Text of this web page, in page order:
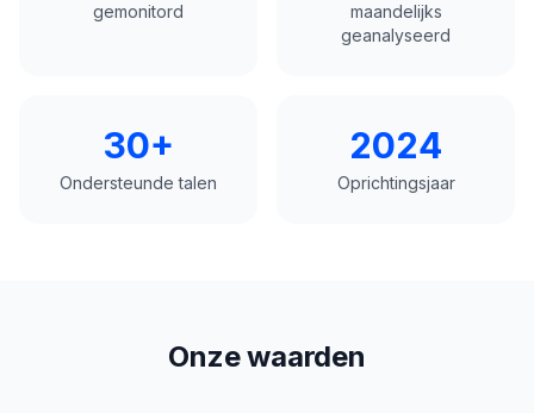
gemonitord
maandelijks
geanalyseerd
30+
Ondersteunde talen
2024
Oprichtingsjaar
Onze waarden